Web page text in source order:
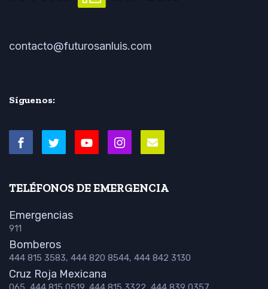
contacto@futurosanluis.com
Síguenos:
TELÉFONOS DE EMERGENCIA
Emergencias
911
Bomberos
444 815 3583, 444 820 8544, 444 842 3130
Cruz Roja Mexicana